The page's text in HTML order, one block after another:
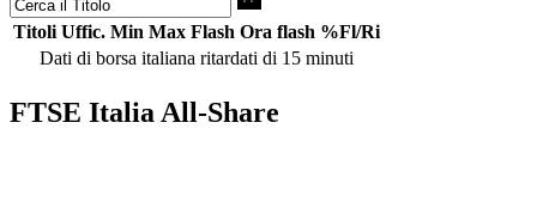
Titoli Uffic. Min Max Flash Ora flash %Fl/Ri
Dati di borsa italiana ritardati di 15 minuti
FTSE Italia All-Share